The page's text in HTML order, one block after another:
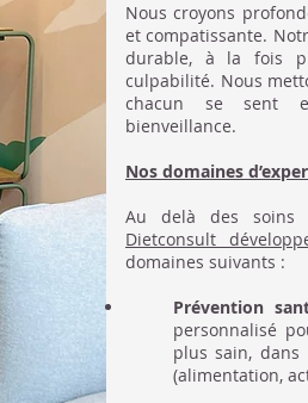
Nous croyons
et compatissante.
durable, à la fois
culpabilité. Nous
chacun se sent
bienveillance.
Nos domaines
Au delà des soins
Dietconsult
domaines suivants :
​Prévention
personnalisé
plus sain,
(alimentation,